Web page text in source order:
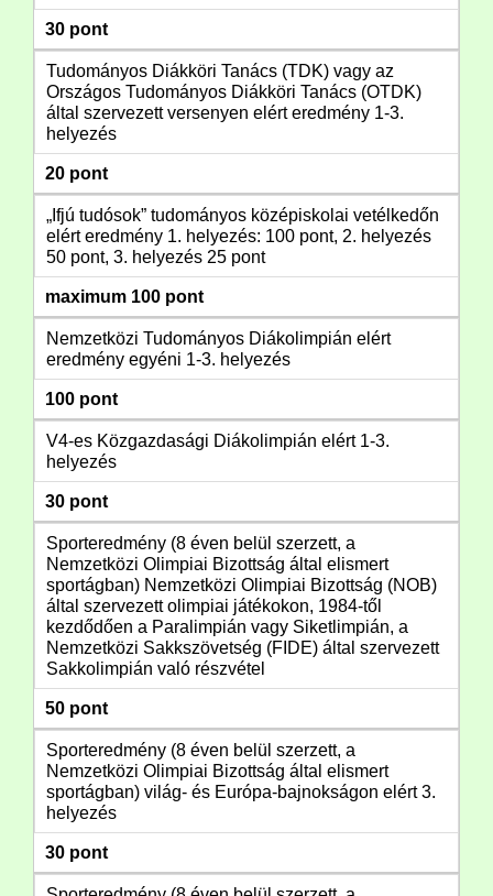
30 pont
Tudományos Diákköri Tanács (TDK) vagy az
Országos Tudományos Diákköri Tanács (OTDK)
által szervezett versenyen elért eredmény 1-3.
helyezés
20 pont
„Ifjú tudósok” tudományos középiskolai vetélkedőn
elért eredmény 1. helyezés: 100 pont, 2. helyezés
50 pont, 3. helyezés 25 pont
maximum 100 pont
Nemzetközi Tudományos Diákolimpián elért
eredmény egyéni 1-3. helyezés
100 pont
V4-es Közgazdasági Diákolimpián elért 1-3.
helyezés
30 pont
Sporteredmény (8 éven belül szerzett, a
Nemzetközi Olimpiai Bizottság által elismert
sportágban) Nemzetközi Olimpiai Bizottság (NOB)
által szervezett olimpiai játékokon, 1984-től
kezdődően a Paralimpián vagy Siketlimpián, a
Nemzetközi Sakkszövetség (FIDE) által szervezett
Sakkolimpián való részvétel
50 pont
Sporteredmény (8 éven belül szerzett, a
Nemzetközi Olimpiai Bizottság által elismert
sportágban) világ- és Európa-bajnokságon elért 3.
helyezés
30 pont